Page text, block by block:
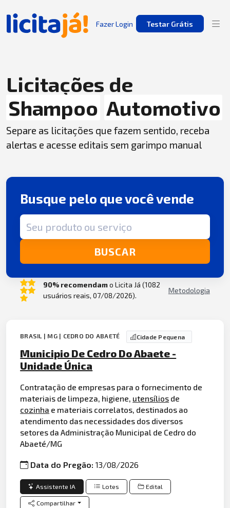
Fazer Login Testar Grátis
Licitações de
Shampoo Automotivo
Separe as licitações que fazem sentido, receba
alertas e acesse editais sem garimpo manual
Busque pelo que você vende
Termo de busca
BUSCAR
90% recomendamo Licita Já (1082
usuários reais, 07/08/2026).
Metodologia
BRASIL | MG | CEDRO DO ABAETÉ Cidade Pequena
Municipio De Cedro Do Abaete -
Unidade Única
Contratação de empresas para o fornecimento de
materiais de limpeza, higiene, utensílios de
cozinha e materiais correlatos, destinados ao
atendimento das necessidades dos diversos
setores da Administração Municipal de Cedro do
Abaeté/MG
Data do Pregão:13/08/2026
Assistente IA Lotes Edital
Compartilhar